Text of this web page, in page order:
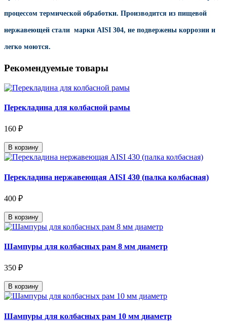
процессом термической обработки. Производится из пищевой
нержавеющей стали марки AISI 304, не подвержены коррозии и
легко моются.
Рекомендуемые товары
Перекладина для колбасной рамы
160 ₽
В корзину
Перекладина нержавеющая AISI 430 (палка колбасная)
400 ₽
В корзину
Шампуры для колбасных рам 8 мм диаметр
350 ₽
В корзину
Шампуры для колбасных рам 10 мм диаметр